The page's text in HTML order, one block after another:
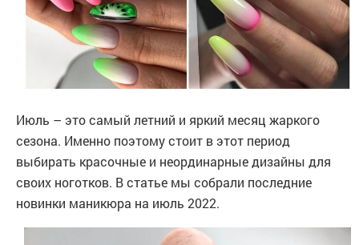
Июль – это самый летний и яркий месяц жаркого
сезона. Именно поэтому стоит в этот период
выбирать красочные и неординарные дизайны для
своих ноготков. В статье мы собрали последние
новинки маникюра на июль 2022.